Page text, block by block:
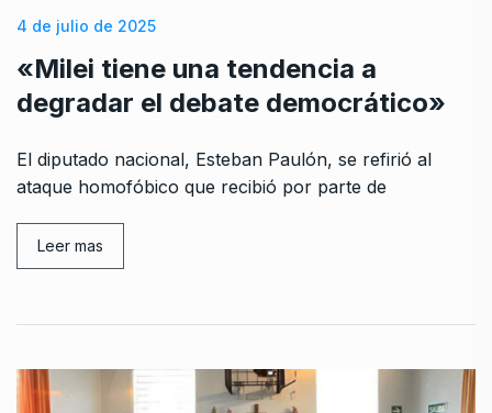
4 de julio de 2025
«Milei tiene una tendencia a
degradar el debate democrático»
El diputado nacional, Esteban Paulón, se refirió al
ataque homofóbico que recibió por parte de
Leer mas